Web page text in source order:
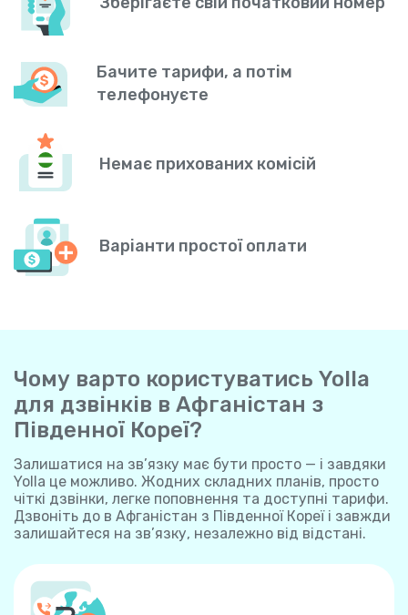
Бачите тарифи, а потім
телефонуєте
Немає прихованих комісій
Варіанти простої оплати
Чому варто користуватись Yolla
для дзвінків в Афганістан з
Південної Кореї?
Залишатися на зв’язку має бути просто — і завдяки
Yolla це можливо. Жодних складних планів, просто
чіткі дзвінки, легке поповнення та доступні тарифи.
Дзвоніть до в Афганістан з Південної Кореї і завжди
залишайтеся на зв’язку, незалежно від відстані.